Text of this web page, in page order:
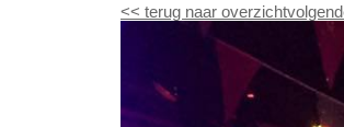
<< terug naar overzicht